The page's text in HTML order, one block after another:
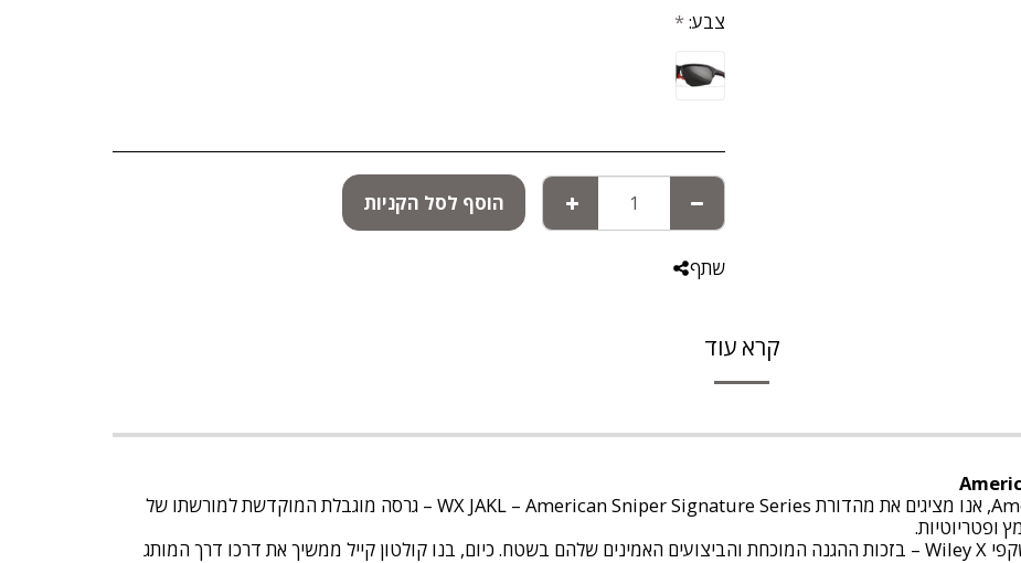
צבע:*
הוסף לסל הקניות
שתף
קרא עוד
בשיתוף פעולה מיוחד עם המותג American Sniper, אנו מציגים את מהדורת WX JAKL – American Sniper Signature Series – גרסה מוגבלת המוקדשת למורשתו של
במהלך שירותו הקרבי, כריס קייל בחר להרכיב משקפי Wiley X – בזכות ההגנה המוכחת והביצועים האמינים שלהם בשטח. כיום, בנו קולטון קייל ממשיך את דרכו דרך המותג